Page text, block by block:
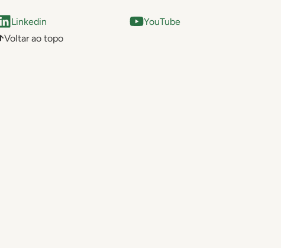
Linkedin
YouTube
Voltar ao topo